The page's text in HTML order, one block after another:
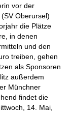
vor der
Oberursel)
die Plätze
in denen
und den
treiben, gehen
als Sponsoren
außerdem
Münchner
findet die
14. Mai,